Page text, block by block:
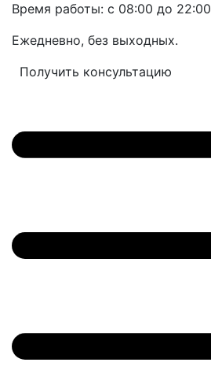
Время работы: с 08:00 до 22:00
Ежедневно, без выходных.
Получить консультацию